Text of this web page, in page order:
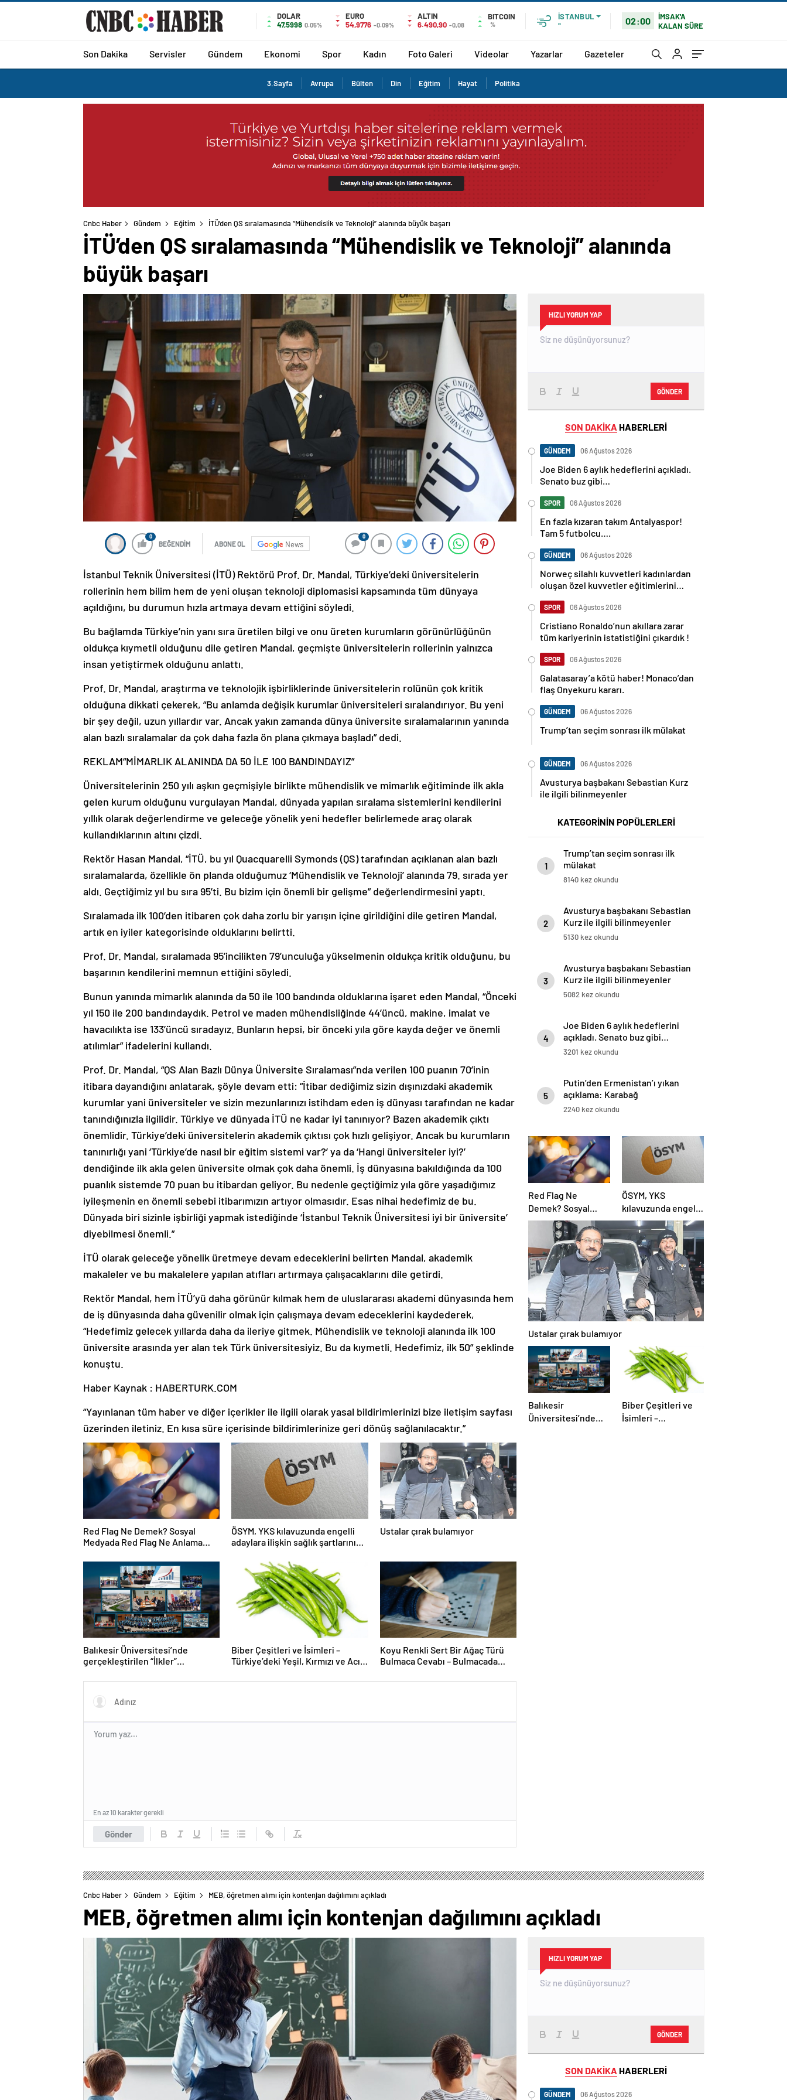
DOLAR
47,5998 0.05%
EURO
54,9776 -0.09%
ALTIN
6.490,90 -0,08
BITCOIN
%
İSTANBUL
°
02:00
İMSAK'A
KALAN SÜRE
Son Dakika Servisler Gündem Ekonomi Spor Kadın Foto Galeri Videolar Yazarlar Gazeteler
3.Sayfa Avrupa Bülten Din Eğitim Hayat Politika
Cnbc Haber Gündem Eğitim İTÜ’den QS sıralamasında “Mühendislik ve Teknoloji” alanında büyük başarı
İTÜ’den QS sıralamasında “Mühendislik ve Teknoloji” alanında
büyük başarı
0
BEĞENDİM ABONE OL News
0
İstanbul Teknik Üniversitesi (İTÜ) Rektörü Prof. Dr. Mandal, Türkiye’deki üniversitelerin
rollerinin hem bilim hem de yeni oluşan teknoloji diplomasisi kapsamında tüm dünyaya
açıldığını, bu durumun hızla artmaya devam ettiğini söyledi.
Bu bağlamda Türkiye’nin yanı sıra üretilen bilgi ve onu üreten kurumların görünürlüğünün
oldukça kıymetli olduğunu dile getiren Mandal, geçmişte üniversitelerin rollerinin yalnızca
insan yetiştirmek olduğunu anlattı.
Prof. Dr. Mandal, araştırma ve teknolojik işbirliklerinde üniversitelerin rolünün çok kritik
olduğuna dikkati çekerek, “Bu anlamda değişik kurumlar üniversiteleri sıralandırıyor. Bu yeni
bir şey değil, uzun yıllardır var. Ancak yakın zamanda dünya üniversite sıralamalarının yanında
alan bazlı sıralamalar da çok daha fazla ön plana çıkmaya başladı” dedi.
REKLAM“MİMARLIK ALANINDA DA 50 İLE 100 BANDINDAYIZ”
Üniversitelerinin 250 yılı aşkın geçmişiyle birlikte mühendislik ve mimarlık eğitiminde ilk akla
gelen kurum olduğunu vurgulayan Mandal, dünyada yapılan sıralama sistemlerini kendilerini
yıllık olarak değerlendirme ve geleceğe yönelik yeni hedefler belirlemede araç olarak
kullandıklarının altını çizdi.
Rektör Hasan Mandal, “İTÜ, bu yıl Quacquarelli Symonds (QS) tarafından açıklanan alan bazlı
sıralamalarda, özellikle ön planda olduğumuz ‘Mühendislik ve Teknoloji’ alanında 79. sırada yer
aldı. Geçtiğimiz yıl bu sıra 95’ti. Bu bizim için önemli bir gelişme” değerlendirmesini yaptı.
Sıralamada ilk 100’den itibaren çok daha zorlu bir yarışın içine girildiğini dile getiren Mandal,
artık en iyiler kategorisinde olduklarını belirtti.
Prof. Dr. Mandal, sıralamada 95’incilikten 79’unculuğa yükselmenin oldukça kritik olduğunu, bu
başarının kendilerini memnun ettiğini söyledi.
Bunun yanında mimarlık alanında da 50 ile 100 bandında olduklarına işaret eden Mandal, “Önceki
yıl 150 ile 200 bandındaydık. Petrol ve maden mühendisliğinde 44’üncü, makine, imalat ve
havacılıkta ise 133’üncü sıradayız. Bunların hepsi, bir önceki yıla göre kayda değer ve önemli
atılımlar” ifadelerini kullandı.
Prof. Dr. Mandal, “QS Alan Bazlı Dünya Üniversite Sıralaması”nda verilen 100 puanın 70’inin
itibara dayandığını anlatarak, şöyle devam etti: “İtibar dediğimiz sizin dışınızdaki akademik
kurumlar yani üniversiteler ve sizin mezunlarınızı istihdam eden iş dünyası tarafından ne kadar
tanındığınızla ilgilidir. Türkiye ve dünyada İTÜ ne kadar iyi tanınıyor? Bazen akademik çıktı
önemlidir. Türkiye’deki üniversitelerin akademik çıktısı çok hızlı gelişiyor. Ancak bu kurumların
tanınırlığı yani ‘Türkiye’de nasıl bir eğitim sistemi var?’ ya da ‘Hangi üniversiteler iyi?’
dendiğinde ilk akla gelen üniversite olmak çok daha önemli. İş dünyasına bakıldığında da 100
puanlık sistemde 70 puan bu itibardan geliyor. Bu nedenle geçtiğimiz yıla göre yaşadığımız
iyileşmenin en önemli sebebi itibarımızın artıyor olmasıdır. Esas nihai hedefimiz de bu.
Dünyada biri sizinle işbirliği yapmak istediğinde ‘İstanbul Teknik Üniversitesi iyi bir üniversite’
diyebilmesi önemli.”
İTÜ olarak geleceğe yönelik üretmeye devam edeceklerini belirten Mandal, akademik
makaleler ve bu makalelere yapılan atıfları artırmaya çalışacaklarını dile getirdi.
Rektör Mandal, hem İTÜ’yü daha görünür kılmak hem de uluslararası akademi dünyasında hem
de iş dünyasında daha güvenilir olmak için çalışmaya devam edeceklerini kaydederek,
“Hedefimiz gelecek yıllarda daha da ileriye gitmek. Mühendislik ve teknoloji alanında ilk 100
üniversite arasında yer alan tek Türk üniversitesiyiz. Bu da kıymetli. Hedefimiz, ilk 50” şeklinde
konuştu.
Haber Kaynak : HABERTURK.COM
“Yayınlanan tüm haber ve diğer içerikler ile ilgili olarak yasal bildirimlerinizi bize iletişim sayfası
üzerinden iletiniz. En kısa süre içerisinde bildirimlerinize geri dönüş sağlanılacaktır.”
Red Flag Ne Demek? Sosyal
Medyada Red Flag Ne Anlama
ÖSYM, YKS kılavuzunda engelli
adaylara ilişkin sağlık şartlarını
Ustalar çırak bulamıyor
Balıkesir Üniversitesi’nde
gerçekleştirilen “İlkler”
şekillendiriyor
Biber Çeşitleri ve İsimleri –
Türkiye’deki Yeşil, Kırmızı ve Acı
Koyu Renkli Sert Bir Ağaç Türü
Bulmaca Cevabı – Bulmacada
Gönder
En az 10 karakter gerekli
HIZLI YORUM YAP
GÖNDER
SON DAKİKA HABERLERİ
GÜNDEM 06 Ağustos 2026
Joe Biden 6 aylık hedeflerini açıkladı.
Senato buz gibi…
SPOR 06 Ağustos 2026
En fazla kızaran takım Antalyaspor!
Tam 5 futbolcu….
GÜNDEM 06 Ağustos 2026
Norweç silahlı kuvvetleri kadınlardan
oluşan özel kuvvetler eğitimlerini
SPOR 06 Ağustos 2026
Cristiano Ronaldo’nun akıllara zarar
tüm kariyerinin istatistiğini çıkardık !
SPOR 06 Ağustos 2026
Galatasaray’a kötü haber! Monaco’dan
flaş Onyekuru kararı.
GÜNDEM 06 Ağustos 2026
Trump’tan seçim sonrası ilk mülakat
GÜNDEM 06 Ağustos 2026
Avusturya başbakanı Sebastian Kurz
ile ilgili bilinmeyenler
KATEGORİNİN POPÜLERLERİ
1
Trump’tan seçim sonrası ilk
mülakat
8140 kez okundu
2
Avusturya başbakanı Sebastian
Kurz ile ilgili bilinmeyenler
5130 kez okundu
3
Avusturya başbakanı Sebastian
Kurz ile ilgili bilinmeyenler
5082 kez okundu
4
Joe Biden 6 aylık hedeflerini
açıkladı. Senato buz gibi…
3201 kez okundu
5
Putin’den Ermenistan’ı yıkan
açıklama: Karabağ
Azerbaycan’ın ayrılmaz bir
2240 kez okundu
Red Flag Ne
Demek? Sosyal
Medyada Red Flag
Ne Anlama Gelir?
ÖSYM, YKS
kılavuzunda engelli
adaylara ilişkin
sağlık şartlarını
güncelledi
Ustalar çırak bulamıyor
Balıkesir
Üniversitesi’nde
Biber Çeşitleri ve
İsimleri –
Cnbc Haber Gündem Eğitim MEB, öğretmen alımı için kontenjan dağılımını açıkladı
MEB, öğretmen alımı için kontenjan dağılımını açıkladı
HIZLI YORUM YAP
GÖNDER
SON DAKİKA HABERLERİ
GÜNDEM 06 Ağustos 2026